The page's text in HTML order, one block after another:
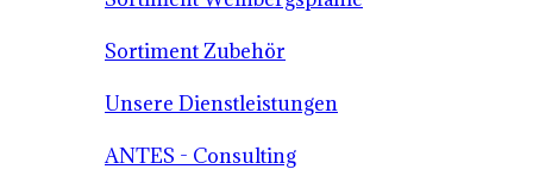
Sortiment Zubehör
Unsere Dienstleistungen
ANTES - Consulting